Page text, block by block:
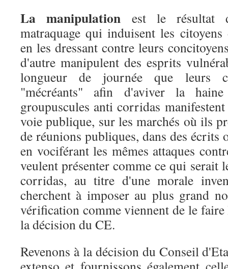
La manipulation est le résultat
matraquage qui induisent les
en les dressant contre leurs
d'autre manipulent des esprits
longueur de journée que leurs
"mécréants" afin d'aviver la
groupuscules anti corridas
voie publique, sur les marchés où ils
de réunions publiques, dans des écrits
en vociférant les mêmes attaques
veulent présenter comme ce qui serait
corridas, au titre d'une morale
cherchent à imposer au plus grand
vérification comme viennent de le faire
la décision du CE.
Revenons à la décision du Conseil